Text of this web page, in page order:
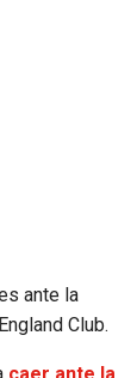
ante la
Club.